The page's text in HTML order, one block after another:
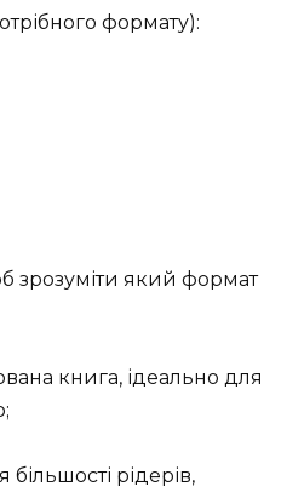
формату):
зрозуміти який формат
книга, ідеально для
рідерів,